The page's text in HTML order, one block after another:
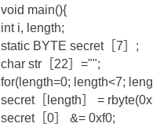
void main(){
int i, length;
static BYTE secret［7］;
char str［22］="";
for(length=0; length<7;
secret［length］ =
secret［0］ &= 0xf0;